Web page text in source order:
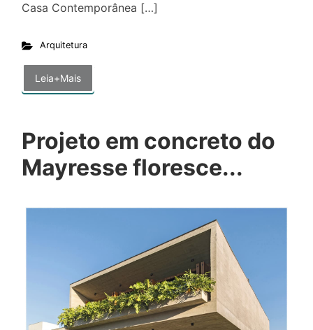
Casa Contemporânea […]
Arquitetura
Leia+Mais
Projeto em concreto do
Mayresse floresce...